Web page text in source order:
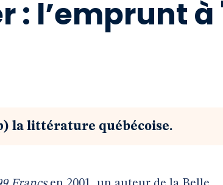
: l’emprunt à
la littérature québécoise.